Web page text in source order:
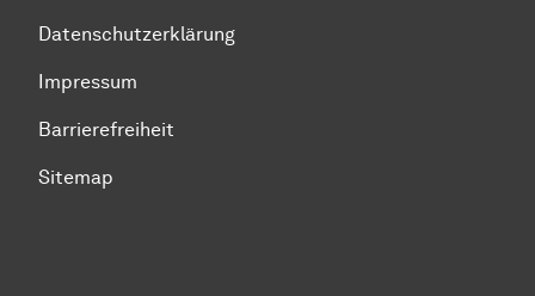
Datenschutzerklärung
Impressum
Barrierefreiheit
Sitemap